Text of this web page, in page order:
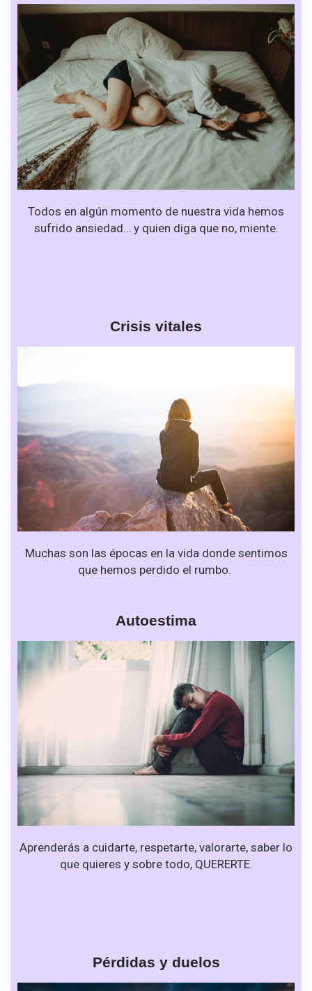
Todos en algún momento de nuestra vida hemos
sufrido ansiedad… y quien diga que no, miente.
Crisis vitales
Muchas son las épocas en la vida donde sentimos
que hemos perdido el rumbo.
Autoestima
Aprenderás a cuidarte, respetarte, valorarte, saber lo
que quieres y sobre todo, QUERERTE.
Pérdidas y duelos